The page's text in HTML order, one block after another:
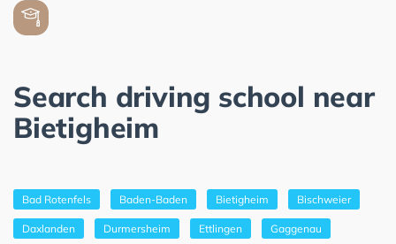
Search driving school near
Bietigheim
Bad Rotenfels Baden-Baden Bietigheim Bischweier
Daxlanden Durmersheim Ettlingen Gaggenau